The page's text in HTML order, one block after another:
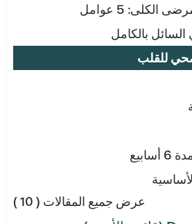
الكلى: 5 عوامل
السائل بالكامل
للقلب
عرض جميع المقالات ( 10 )